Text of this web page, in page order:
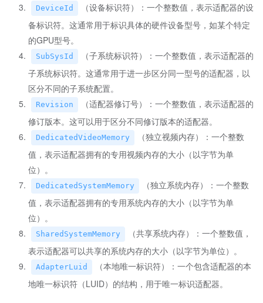
DeviceId
（设备标识符）：一个整数值，表示适配器的设
备标识符。这通常用于标识具体的硬件设备型号，如某个特定
的GPU型号。
SubSysId
（子系统标识符）：一个整数值，表示适配器的
子系统标识符。这通常用于进一步区分同一型号的适配器，以
区分不同的子系统配置。
Revision
（适配器修订号）：一个整数值，表示适配器的
修订版本。这可以用于区分不同修订版本的适配器。
DedicatedVideoMemory
（独立视频内存）：一个整数
值，表示适配器拥有的专用视频内存的大小（以字节为单
位）。
DedicatedSystemMemory
（独立系统内存）：一个整数
值，表示适配器拥有的专用系统内存的大小（以字节为单
位）。
SharedSystemMemory
（共享系统内存）：一个整数值，
表示适配器可以共享的系统内存的大小（以字节为单位）。
AdapterLuid
（本地唯一标识符）：一个包含适配器的本
地唯一标识符（LUID）的结构，用于唯一标识适配器。